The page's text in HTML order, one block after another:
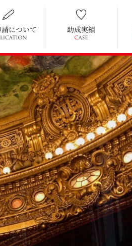
について 助成実績